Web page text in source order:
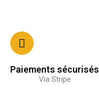
Paiements sécurisés
Via Stripe